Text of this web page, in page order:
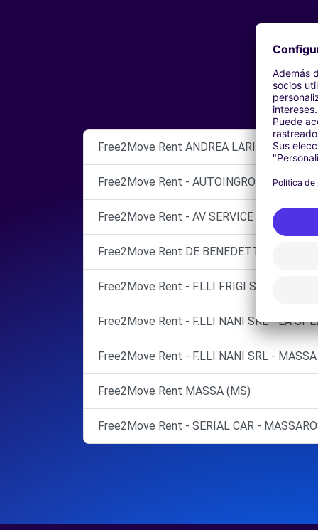
Free2Move Rent ANDREA LARINI GROUP
Free2Move Rent - AUTOINGROS TORINO
Free2Move Rent - AV SERVICE -
Free2Move Rent DE BENEDETTI Sarzana
Free2Move Rent - F.LLI FRIGI SNC - LA
Free2Move Rent - F.LLI NANI SRL - LA
Free2Move Rent - F.LLI NANI SRL -
Free2Move Rent MASSA (MS)
Free2Move Rent - SERIAL CAR -